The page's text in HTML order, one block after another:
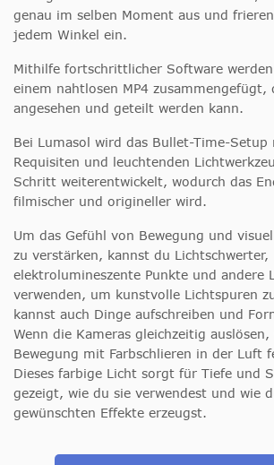
genau im selben Moment aus und
jedem Winkel ein.
Mithilfe fortschrittlicher Software
einem nahtlosen MP4 zusammengefügt,
angesehen und geteilt werden kann.
Bei Lumasol wird das Bullet-Time-Setup
Requisiten und leuchtenden
Schritt weiterentwickelt, wodurch das
filmischer und origineller wird.
Um das Gefühl von Bewegung und
zu verstärken, kannst du Lichtschwerter,
elektrolumineszente Punkte und andere
verwenden, um kunstvolle Lichtspuren
kannst auch Dinge aufschreiben und
Wenn die Kameras gleichzeitig
Bewegung mit Farbschlieren in der Luft
Dieses farbige Licht sorgt für Tiefe und
gezeigt, wie du sie verwendest und wie
gewünschten Effekte erzeugst.